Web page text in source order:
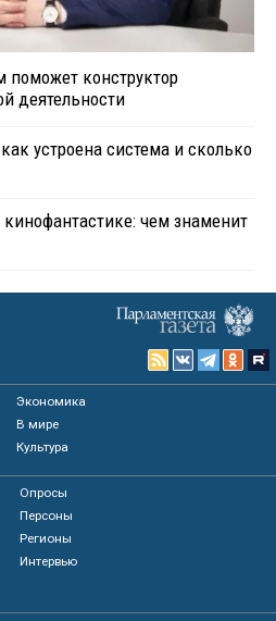
конструктор
деятельности
устроена система и сколько
чем знаменит
Экономика
В мире
Культура
Опросы
Персоны
Регионы
Интервью